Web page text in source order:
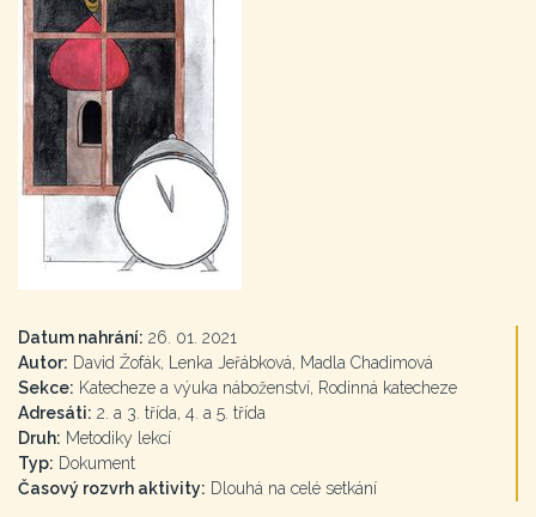
Datum nahrání: 26. 01. 2021
Autor: David Žofák, Lenka Jeřábková, Madla Chadimová
Sekce: Katecheze a výuka náboženství, Rodinná katecheze
Adresáti: 2. a 3. třída, 4. a 5. třída
Druh: Metodiky lekcí
Typ: Dokument
Časový rozvrh aktivity: Dlouhá na celé setkání